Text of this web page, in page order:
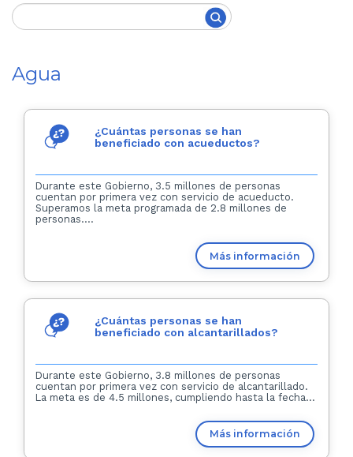
Agua
¿Cuántas personas se han
beneficiado con acueductos?
Durante este Gobierno, 3.5 millones de personas
cuentan por primera vez con servicio de acueducto.
Superamos la meta programada de 2.8 millones de
personas....
Más información
¿Cuántas personas se han
beneficiado con alcantarillados?
Durante este Gobierno, 3.8 millones de personas
cuentan por primera vez con servicio de alcantarillado.
La meta es de 4.5 millones, cumpliendo hasta la fecha...
Más información